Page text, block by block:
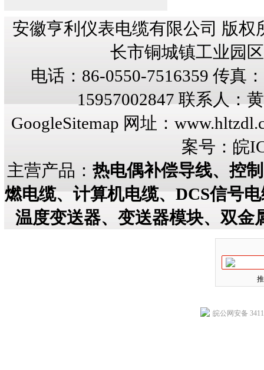
安徽亨利仪表电缆有限公司 版权
长市铜城镇工业园
电话：86-0550-7516359 传真
15957002847 联系人：
GoogleSitemap 网址：
案号： 皖
主营产品： 热电偶补偿导线、控
燃电缆、计算机电缆、DCS信号
温度变送器、变送器模块、双金
皖公网安备